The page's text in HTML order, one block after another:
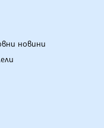
АГЕНЦИЯ
новини